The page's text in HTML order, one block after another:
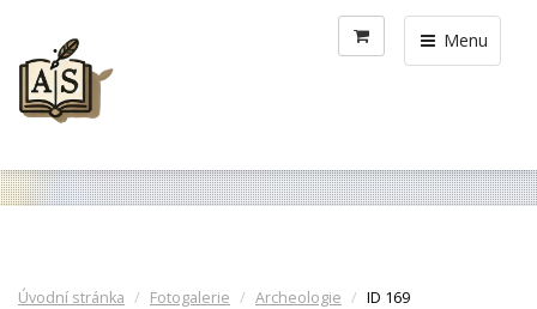
Menu
Úvodní stránka Fotogalerie Archeologie ID 169